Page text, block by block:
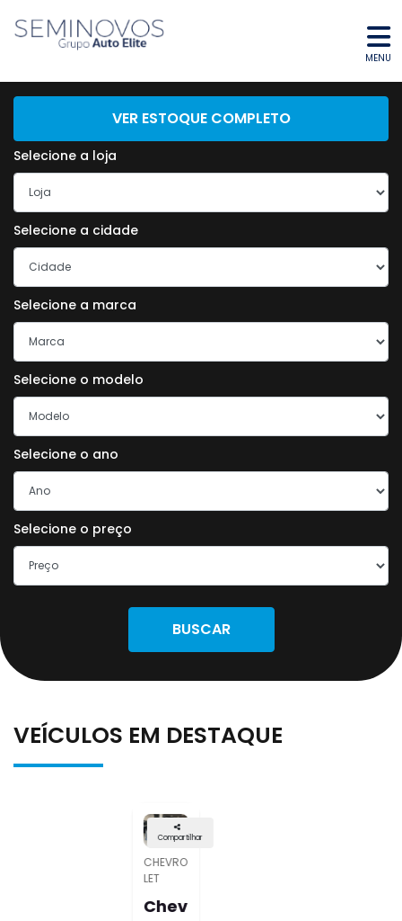
MENU
VER ESTOQUE COMPLETO
ENCONTRE O SEU VEÍCULO
Selecione a loja
Selecione a cidade
Selecione a marca
Selecione o modelo
Selecione o ano
Selecione o preço
BUSCAR
VEÍCULOS EM DESTAQUE
Compartilhar
Ta